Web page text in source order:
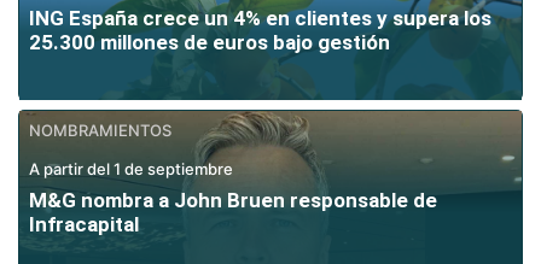
ING España crece un 4% en clientes y supera los
25.300 millones de euros bajo gestión
NOMBRAMIENTOS
A partir del 1 de septiembre
M&G nombra a John Bruen responsable de
Infracapital